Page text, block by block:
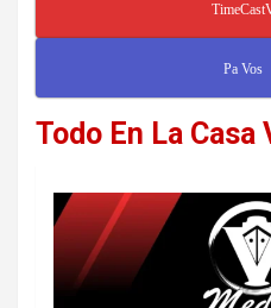
Pa Vos
Todo En La Casa